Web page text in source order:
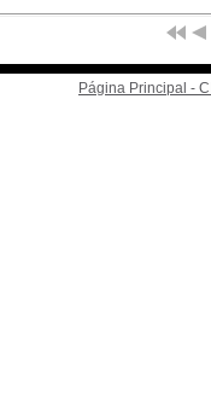
Página Principal -